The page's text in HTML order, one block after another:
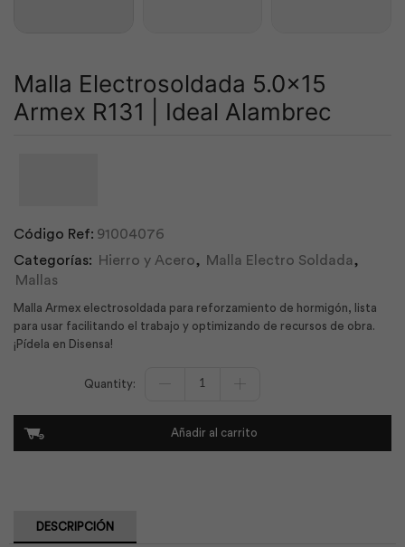
Malla Electrosoldada 5.0×15
Armex R131 | Ideal Alambrec
Código Ref: 91004076
Categorías:
Hierro y Acero, Malla Electro Soldada,
Mallas
Malla Armex electrosoldada para reforzamiento de hormigón, lista
para usar facilitando el trabajo y optimizando de recursos de obra.
¡Pídela en Disensa!
Electrosoldada
|
Añadir al carrito
DESCRIPCIÓN